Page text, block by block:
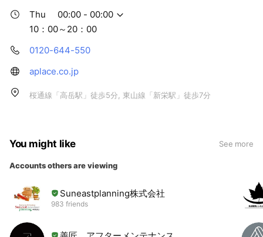
Thu
00:00 - 00:00
10：00～20：00
0120-644-550
aplace.co.jp
桜通線「高岳駅」徒歩5分, 東山線「新栄駅」徒歩7分
You might like See more
Accounts others are viewing
Suneastplanning株式会社
983 friends